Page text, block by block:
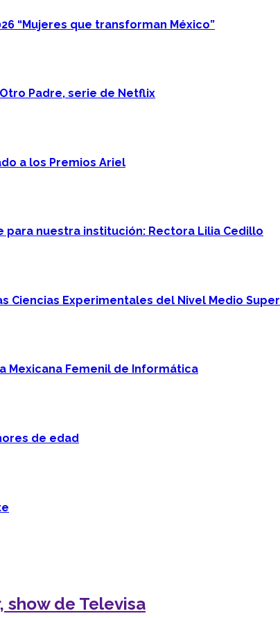
“Mujeres que transforman México”
Padre, serie de Netflix
a los Premios Ariel
nuestra institución: Rectora Lilia Cedillo
Ciencias Experimentales del Nivel Medio
Mexicana Femenil de Informática
de edad
show de Televisa